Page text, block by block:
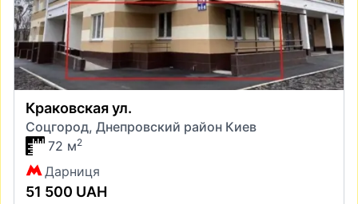
Краковская ул.
Соцгород, Днепровский район Киев
72 м2
Дарниця
51 500 UAH